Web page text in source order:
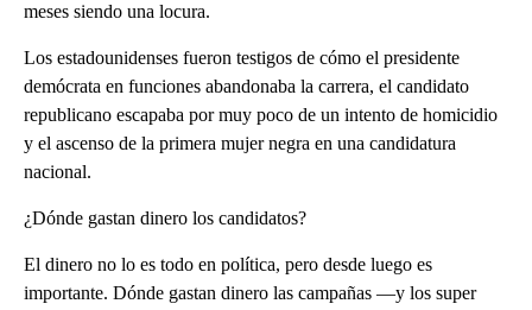
meses siendo una locura.
Los estadounidenses fueron testigos de cómo el presidente
demócrata en funciones abandonaba la carrera, el candidato
republicano escapaba por muy poco de un intento de homicidio
y el ascenso de la primera mujer negra en una candidatura
nacional.
¿Dónde gastan dinero los candidatos?
El dinero no lo es todo en política, pero desde luego es
importante. Dónde gastan dinero las campañas —y los super